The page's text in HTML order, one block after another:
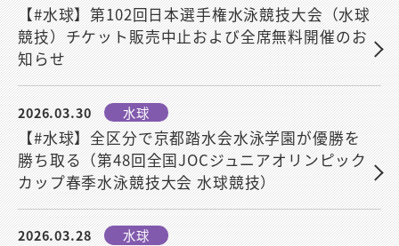
【#水球】第102回日本選手権水泳競技大会（水球
競技）チケット販売中止および全席無料開催のお
知らせ
2026.03.30 水球
【#水球】全区分で京都踏水会水泳学園が優勝を
勝ち取る（第48回全国JOCジュニアオリンピック
カップ春季水泳競技大会 水球競技）
2026.03.28 水球